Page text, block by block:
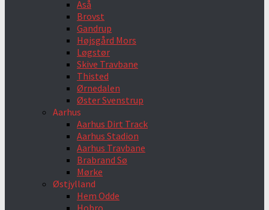
Aså
Brovst
Gandrup
Højsgård Mors
Løgstør
Skive Travbane
Thisted
Ørnedalen
Øster Svenstrup
Aarhus
Aarhus Dirt Track
Aarhus Stadion
Aarhus Travbane
Brabrand Sø
Mørke
Østjylland
Hem Odde
Hobro